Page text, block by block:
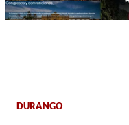
DURANGO